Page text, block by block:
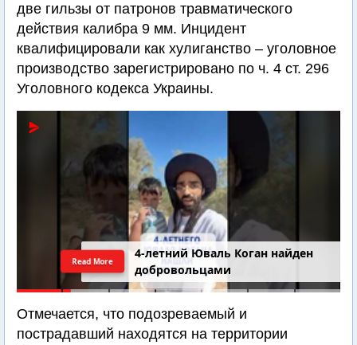
две гильзы от патронов травматического
действия калибра 9 мм. Инцидент
квалифицировали как хулиганство – уголовное
производство зарегистрировано по ч. 4 ст. 296
Уголовного кодекса Украины.
4-летний Юваль Коган найден
добровольцами
Read More
Отмечается, что подозреваемый и
пострадавший находятся на территории